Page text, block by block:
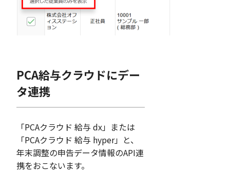
PCA給与クラウドにデー
タ連携
「PCAクラウド 給与 dx」または
「PCAクラウド 給与 hyper」と、
年末調整の申告データ情報のAPI連
携をおこないます。